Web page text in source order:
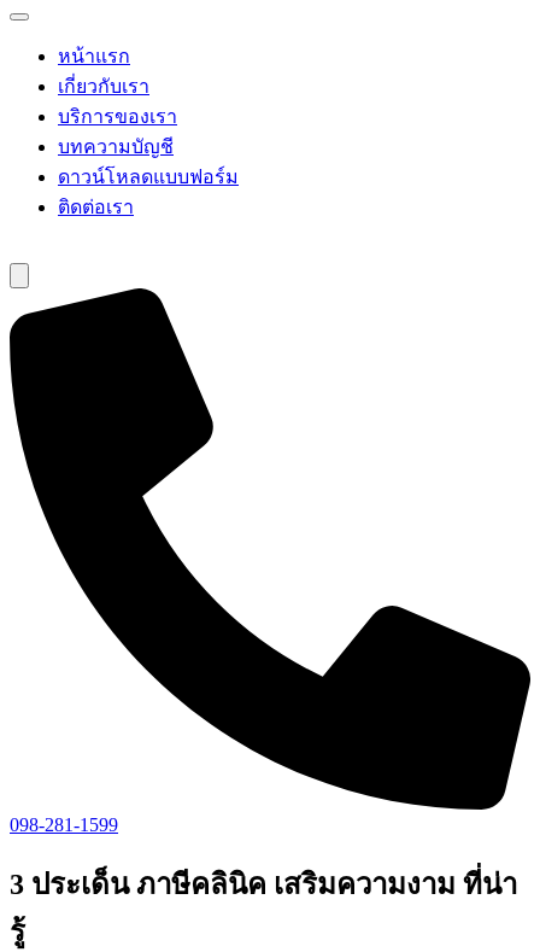
หน้าแรก
เกี่ยวกับเรา
บริการของเรา
บทความบัญชี
ดาวน์โหลดแบบฟอร์ม
ติดต่อเรา
098-281-1599
3 ประเด็น ภาษีคลินิค เสริมความงาม ที่น่า
รู้